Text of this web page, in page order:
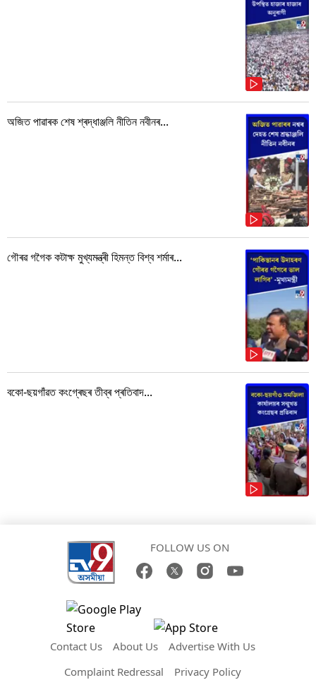
অজিত পাৱাৰক শেষ শ্ৰদ্ধাঞ্জলি নীতিন নবীনৰ...
গৌৰৱ গগৈক কটাক্ষ মুখ্যমন্ত্ৰী হিমন্ত বিশ্ব শৰ্মাৰ...
বকো-ছয়গাঁৱত কংগ্ৰেছৰ তীব্ৰ প্ৰতিবাদ...
FOLLOW US ON
Contact Us About Us
Advertise With Us
Complaint Redressal
Privacy Policy